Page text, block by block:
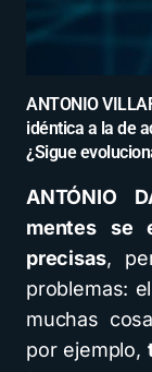
ANTONIO
idéntica a la de
¿Sigue
ANTÓNIO
mentes se
precisas,
problemas:
muchas
por ejemplo,